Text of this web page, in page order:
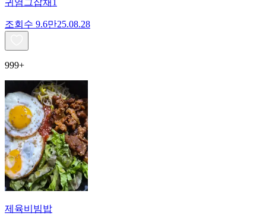
조회수 9.6만25.08.28
999+
제육비빔밥